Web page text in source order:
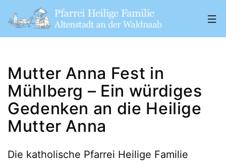
Inhalt
Familie"
Altenstadt
a.
d.
W.
Mutter Anna Fest in
Mühlberg – Ein würdiges
Gedenken an die Heilige
Mutter Anna
Die katholische Pfarrei Heilige Familie